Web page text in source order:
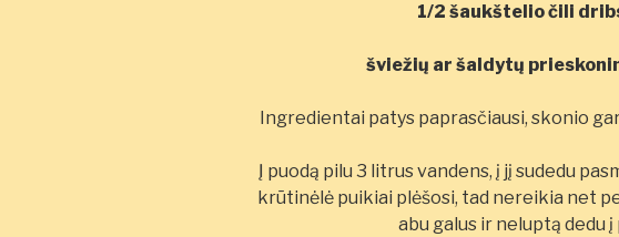
1/2 šaukštelio čili
šviežių ar šaldytų
Ingredientai patys paprasčiausi, skonio
Į puodą pilu 3 litrus vandens, į jį sudedu
krūtinėlė puikiai plėšosi, tad nereikia net
abu galus ir neluptą dedu į